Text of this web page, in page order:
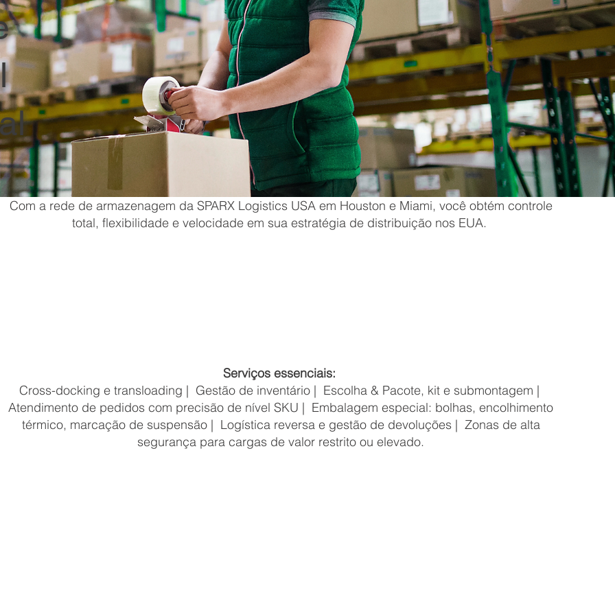
Com a rede de armazenagem da SPARX Logistics USA em Houston e Miami, você obtém controle
total, flexibilidade e velocidade em sua estratégia de distribuição nos EUA.
Serviços essenciais:
Cross-docking e transloading | Gestão de inventário | Escolha & Pacote, kit e submontagem |
Atendimento de pedidos com precisão de nível SKU | Embalagem especial: bolhas, encolhimento
térmico, marcação de suspensão | Logística reversa e gestão de devoluções | Zonas de alta
segurança para cargas de valor restrito ou elevado.